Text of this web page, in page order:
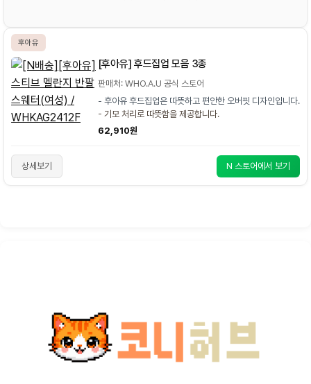
후아유
[후아유] 후드집업 모음 3종
판매처: WHO.A.U 공식 스토어
- 후아유 후드집업은 따뜻하고 편안한 오버핏 디자인입니다.
- 기모 처리로 따뜻함을 제공합니다.
62,910원
상세보기 N 스토어에서 보기